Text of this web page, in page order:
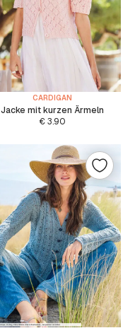
CARDIGAN
Jacke mit kurzen Ärmeln
€3.90